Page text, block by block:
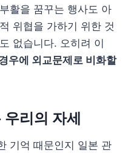
활을 꿈꾸는 행사도 아
위협을 가하기 위한 것
없습니다. 오히려 이
우에 외교문제로 비화할
우리의 자세
기억 때문인지 일본 관